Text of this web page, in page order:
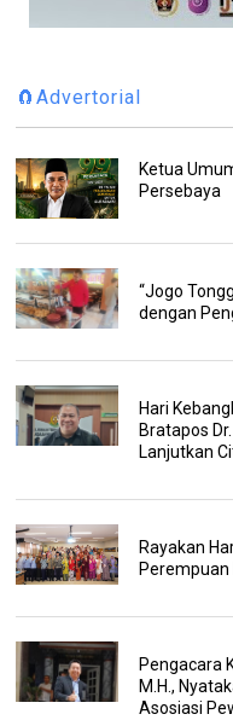
🧲Advertorial
Ketua
Persebaya
“Jogo
dengan
Hari
Bratapos
Lanjutkan
Rayakan
Perempuan
Pengacara
M.H.,
Asosiasi